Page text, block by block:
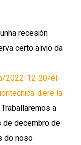
recesión
certo alivio da
2022-12-20/él-
diere la-
a
de decembro de
do noso